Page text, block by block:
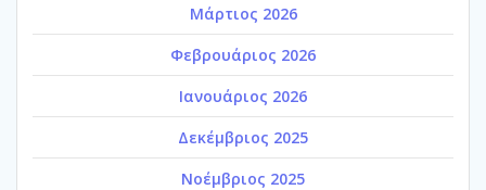
Μάρτιος 2026
Φεβρουάριος 2026
Ιανουάριος 2026
Δεκέμβριος 2025
Νοέμβριος 2025